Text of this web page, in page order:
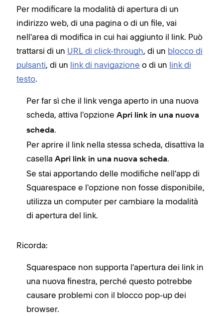
Per modificare la modalità di apertura di un
indirizzo web, di una pagina o di un file, vai
nell'area di modifica in cui hai aggiunto il link. Può
trattarsi di un URL di click-through, di un blocco di
pulsanti, di un link di navigazione o di un link di
testo.
Per far sì che il link venga aperto in una nuova
scheda, attiva l'opzione Apri link in una nuova
scheda.
Per aprire il link nella stessa scheda, disattiva la
casella Apri link in una nuova scheda.
Se stai apportando delle modifiche nell'app di
Squarespace e l'opzione non fosse disponibile,
utilizza un computer per cambiare la modalità
di apertura del link.
Ricorda:
Squarespace non supporta l'apertura dei link in
una nuova finestra, perché questo potrebbe
causare problemi con il blocco pop-up dei
browser.